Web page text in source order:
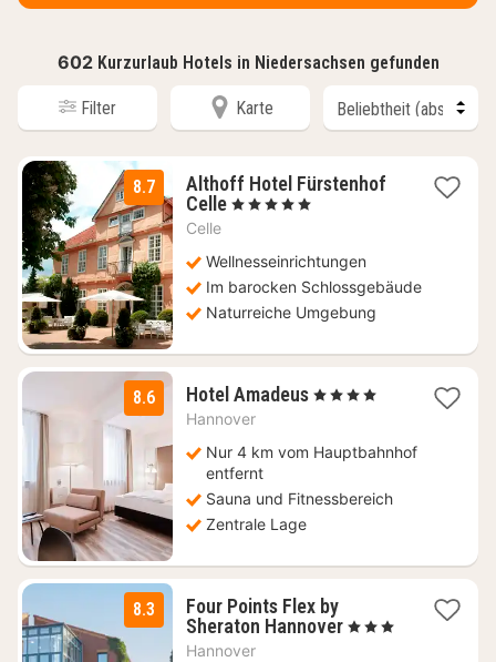
602 Kurzurlaub Hotels in Niedersachsen gefunden
Filter Karte
8.7
Althoff Hotel Fürstenhof
Celle3
166,10
€
, 5 Sterne
Celle
Wellnesseinrichtungen
Im barocken Schlossgebäude
Naturreiche Umgebung
8.6 Hotel Amadeus1
111,18
, 4 Sterne
Hannover
Nur 4 km vom Hauptbahnhof
entfernt
Sauna und Fitnessbereich
Zentrale Lage
8.3
Four Points Flex by
Sheraton Hannover1
, 3 Sterne
Hannover